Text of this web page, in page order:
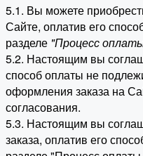
5.1. Вы можете
Сайте, оплатив его
разделе "Процесс
5.2. Настоящим вы
способ оплаты не
оформления заказа на
согласования.
5.3. Настоящим вы
заказа, оплатив его